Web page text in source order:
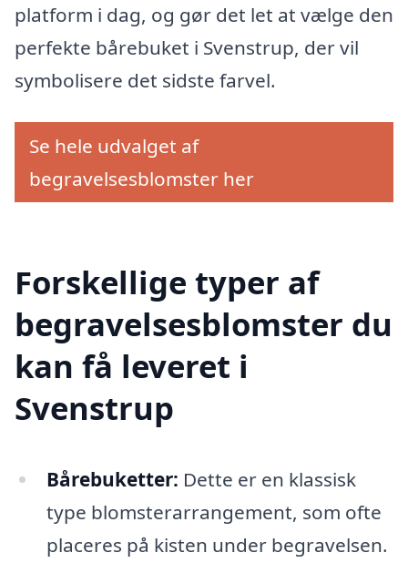
platform i dag, og gør det let at vælge den
perfekte bårebuket i Svenstrup, der vil
symbolisere det sidste farvel.
Se hele udvalget af
begravelsesblomster her
Forskellige typer af
begravelsesblomster du
kan få leveret i
Svenstrup
Bårebuketter: Dette er en klassisk
type blomsterarrangement, som ofte
placeres på kisten under begravelsen.